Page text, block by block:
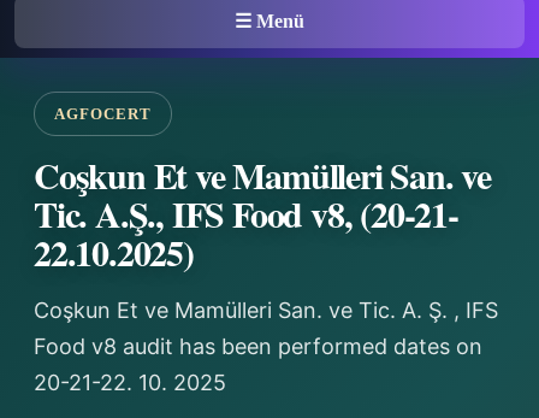
☰ Menü
AGFOCERT
Coşkun Et ve Mamülleri San. ve
Tic. A.Ş., IFS Food v8, (20-21-
22.10.2025)
Coşkun Et ve Mamülleri San. ve Tic. A. Ş. , IFS
Food v8 audit has been performed dates on
20-21-22. 10. 2025